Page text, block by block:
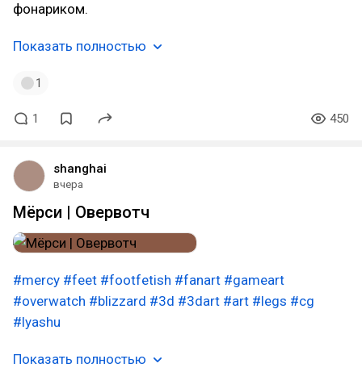
фонариком.
Показать полностью
1
1 450
shanghai
вчера
Мёрси | Овервотч
#mercy #feet #footfetish #fanart #gameart
#overwatch #blizzard #3d #3dart #art #legs #cg
#lyashu
Показать полностью